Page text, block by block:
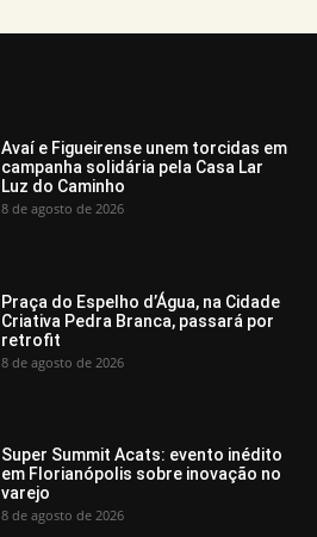
Avaí e Figueirense unem torcidas em
campanha solidária pela Casa Lar
Luz do Caminho
8 de agosto de 2026
Praça do Espelho d’Água, na Cidade
Criativa Pedra Branca, passará por
retrofit
8 de agosto de 2026
Super Summit Acats: evento inédito
em Florianópolis sobre inovação no
varejo
8 de agosto de 2026